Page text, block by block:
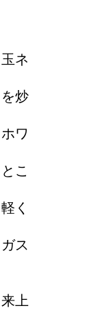
「肩こ
おける
？
ネ
炒
ワ
こ
く
ス
上